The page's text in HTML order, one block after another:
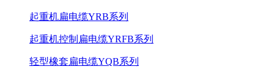
起重机扁电缆YRB系列
起重机控制扁电缆YRFB系列
轻型橡套扁电缆YQB系列